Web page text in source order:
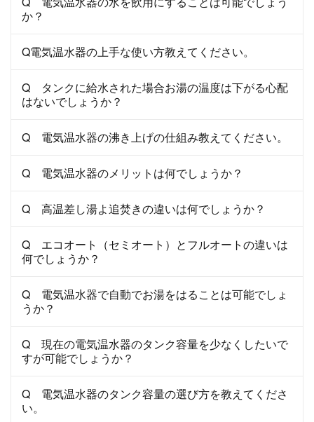
か？
Q電気温水器の上手な使い方教えてください。
Q タンクに給水された場合お湯の温度は下がる心配
はないでしょうか？
Q 電気温水器の沸き上げの仕組み教えてください。
Q 電気温水器のメリットは何でしょうか？
Q 高温差し湯よ追焚きの違いは何でしょうか？
Q エコオート（セミオート）とフルオートの違いは
何でしょうか？
Q 電気温水器で自動でお湯をはることは可能でしょ
うか？
Q 現在の電気温水器のタンク容量を少なくしたいで
すが可能でしょうか？
Q 電気温水器のタンク容量の選び方を教えてくださ
い。